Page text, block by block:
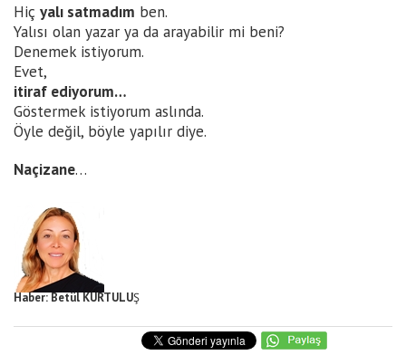
Hiç yalı satmadım ben.
Yalısı olan yazar ya da arayabilir mi beni?
Denemek istiyorum.
Evet,
itiraf ediyorum…
Göstermek istiyorum aslında.
Öyle değil, böyle yapılır diye.
Naçizane…
Haber: Betül KURTULUŞ